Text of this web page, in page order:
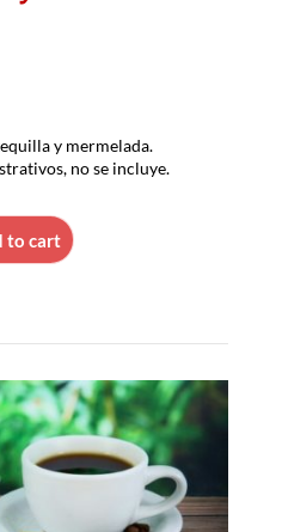
y mermelada.
no se incluye.
to cart